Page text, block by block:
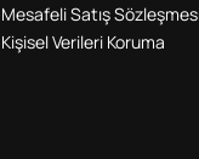
Mesafeli Satış
Kişisel Verileri Koruma